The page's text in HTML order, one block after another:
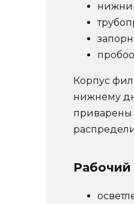
Корпус
нижнему
приварены